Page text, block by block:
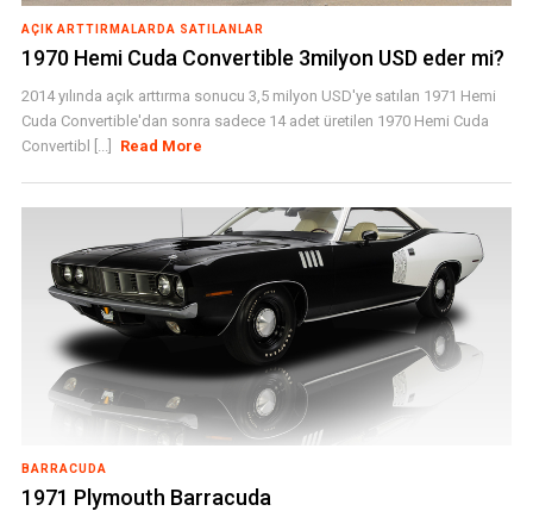
AÇIK ARTTIRMALARDA SATILANLAR
1970 Hemi Cuda Convertible 3milyon USD eder mi?
2014 yılında açık arttırma sonucu 3,5 milyon USD'ye satılan 1971 Hemi
Cuda Convertible'dan sonra sadece 14 adet üretilen 1970 Hemi Cuda
Convertibl [...]
Read More
BARRACUDA
1971 Plymouth Barracuda